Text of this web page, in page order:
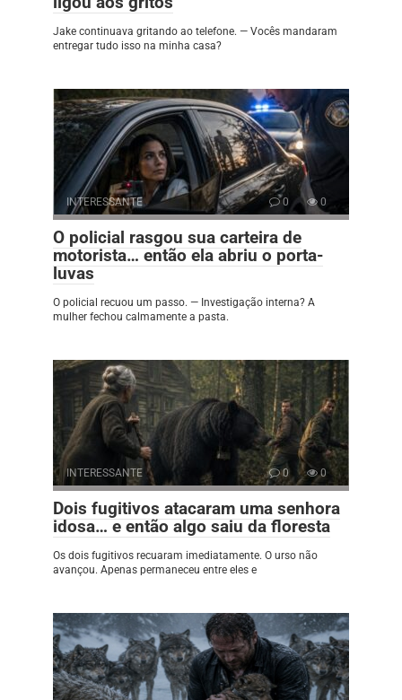
Jake continuava gritando ao telefone. — Vocês mandaram
entregar tudo isso na minha casa?
INTERESSANTE 0 0
O policial rasgou sua carteira de
motorista… então ela abriu o porta-
luvas
O policial recuou um passo. — Investigação interna? A
mulher fechou calmamente a pasta.
INTERESSANTE 0 0
Dois fugitivos atacaram uma senhora
idosa… e então algo saiu da floresta
Os dois fugitivos recuaram imediatamente. O urso não
avançou. Apenas permaneceu entre eles e